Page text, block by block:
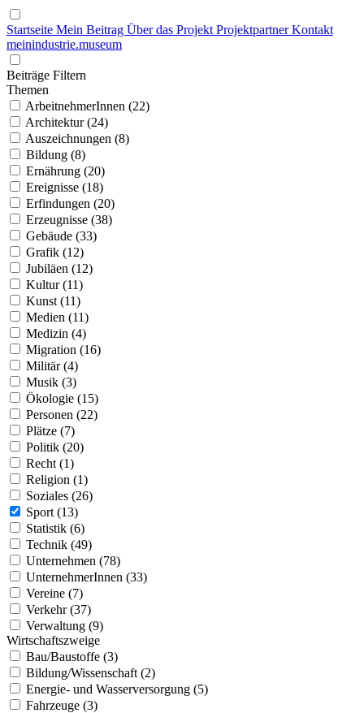
Startseite Mein Beitrag Über das Projekt ProjektpartnerKontakt
meinindustrie.museum
Beiträge Filtern
Themen
ArbeitnehmerInnen (22)
Architektur (24)
Auszeichnungen (8)
Bildung (8)
Ernährung (20)
Ereignisse (18)
Erfindungen (20)
Erzeugnisse (38)
Gebäude (33)
Grafik (12)
Jubiläen (12)
Kultur (11)
Kunst (11)
Medien (11)
Medizin (4)
Migration (16)
Militär (4)
Musik (3)
Ökologie (15)
Personen (22)
Plätze (7)
Politik (20)
Recht (1)
Religion (1)
Soziales (26)
Sport (13)
Statistik (6)
Technik (49)
Unternehmen (78)
UnternehmerInnen (33)
Vereine (7)
Verkehr (37)
Verwaltung (9)
Wirtschaftszweige
Bau/Baustoffe (3)
Bildung/Wissenschaft (2)
Energie- und Wasserversorgung (5)
Fahrzeuge (3)